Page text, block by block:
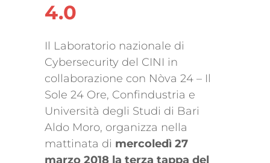
4.0
Il Laboratorio nazionale di
Cybersecurity del CINI in
collaborazione con Nòva 24 – Il
Sole 24 Ore, Confindustria e
Università degli Studi di Bari
Aldo Moro, organizza nella
mattinata di mercoledì 27
marzo 2018 la terza tappa del